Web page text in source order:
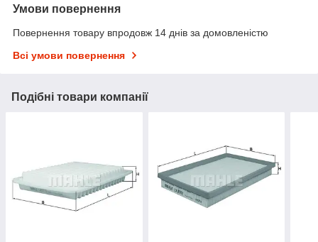
Умови повернення
Повернення товару впродовж 14 днів за домовленістю
Всі умови повернення
Подібні товари компанії